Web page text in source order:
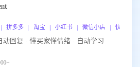
拼多多 | 淘宝 | 小红书 | 微信小店 | 快手 |
动回复 · 懂买家懂情绪 · 自动学习